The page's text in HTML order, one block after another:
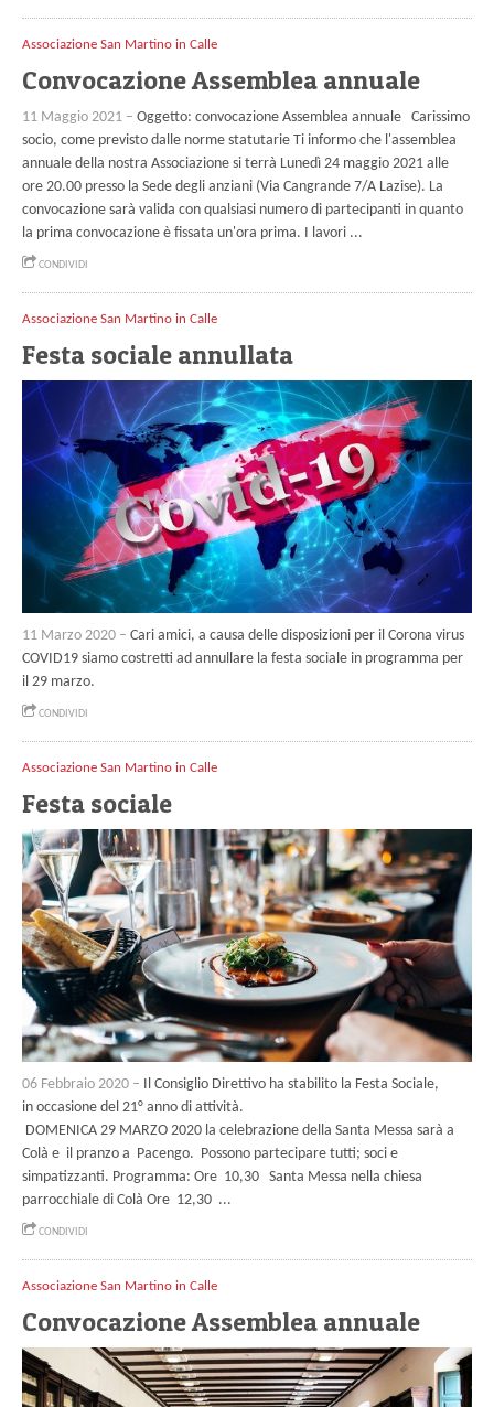
Associazione San Martino in Calle
Convocazione Assemblea annuale
11 Maggio 2021 – Oggetto: convocazione Assemblea annuale Carissimo
socio, come previsto dalle norme statutarie Ti informo che l'assemblea
annuale della nostra Associazione si terrà Lunedì 24 maggio 2021 alle
ore 20.00 presso la Sede degli anziani (Via Cangrande 7/A Lazise). La
convocazione sarà valida con qualsiasi numero di partecipanti in quanto
la prima convocazione è fissata un'ora prima. I lavori ...
CONDIVIDI
Associazione San Martino in Calle
Festa sociale annullata
11 Marzo 2020 – Cari amici, a causa delle disposizioni per il Corona virus
COVID19 siamo costretti ad annullare la festa sociale in programma per
il 29 marzo.
CONDIVIDI
Associazione San Martino in Calle
Festa sociale
06 Febbraio 2020 –
Il Consiglio Direttivo ha stabilito la Festa Sociale,
in occasione del 21° anno di attività.
DOMENICA 29 MARZO 2020 la celebrazione della Santa Messa sarà a
Colà e il pranzo a Pacengo. Possono partecipare tutti; soci e
simpatizzanti. Programma: Ore 10,30 Santa Messa nella chiesa
parrocchiale di Colà Ore 12,30 ...
CONDIVIDI
Associazione San Martino in Calle
Convocazione Assemblea annuale